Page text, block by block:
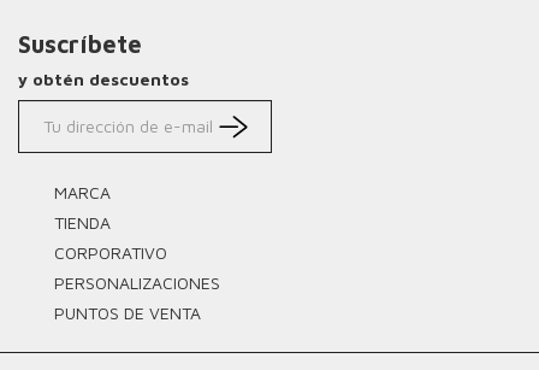
Suscríbete
y obtén descuentos
MARCA
TIENDA
CORPORATIVO
PERSONALIZACIONES
PUNTOS DE VENTA